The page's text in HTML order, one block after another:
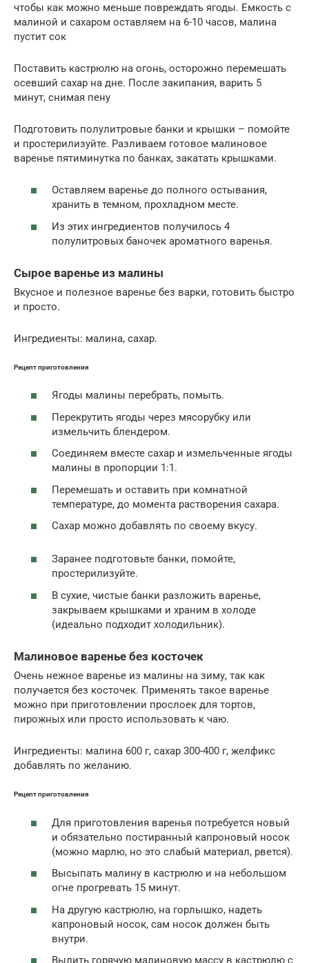
чтобы как можно меньше повреждать ягоды. Емкость с
малиной и сахаром оставляем на 6-10 часов, малина
пустит сок
Поставить кастрюлю на огонь, осторожно перемешать
осевший сахар на дне. После закипания, варить 5
минут, снимая пену
Подготовить полулитровые банки и крышки – помойте
и простерилизуйте. Разливаем готовое малиновое
варенье пятиминутка по банках, закатать крышками.
Оставляем варенье до полного остывания,
хранить в темном, прохладном месте.
Из этих ингредиентов получилось 4
полулитровых баночек ароматного варенья.
Сырое варенье из малины
Вкусное и полезное варенье без варки, готовить быстро
и просто.
Ингредиенты: малина, сахар.
Рецепт приготовления
Ягоды малины перебрать, помыть.
Перекрутить ягоды через мясорубку или
измельчить блендером.
Соединяем вместе сахар и измельченные ягоды
малины в пропорции 1:1.
Перемешать и оставить при комнатной
температуре, до момента растворения сахара.
Сахар можно добавлять по своему вкусу.
Заранее подготовьте банки, помойте,
простерилизуйте.
В сухие, чистые банки разложить варенье,
закрываем крышками и храним в холоде
(идеально подходит холодильник).
Малиновое варенье без косточек
Очень нежное варенье из малины на зиму, так как
получается без косточек. Применять такое варенье
можно при приготовлении прослоек для тортов,
пирожных или просто использовать к чаю.
Ингредиенты: малина 600 г, сахар 300-400 г, желфикс
добавлять по желанию.
Рецепт приготовления
Для приготовления варенья потребуется новый
и обязательно постиранный капроновый носок
(можно марлю, но это слабый материал, рвется).
Высыпать малину в кастрюлю и на небольшом
огне прогревать 15 минут.
На другую кастрюлю, на горлышко, надеть
капроновый носок, сам носок должен быть
внутри.
Вылить горячую малиновую массу в кастрюлю с